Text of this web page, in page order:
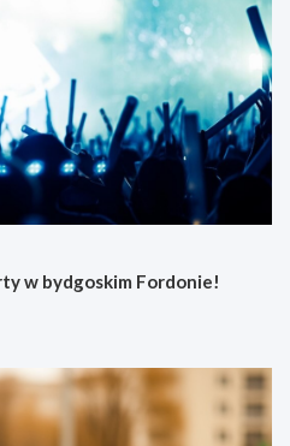
w bydgoskim Fordonie!